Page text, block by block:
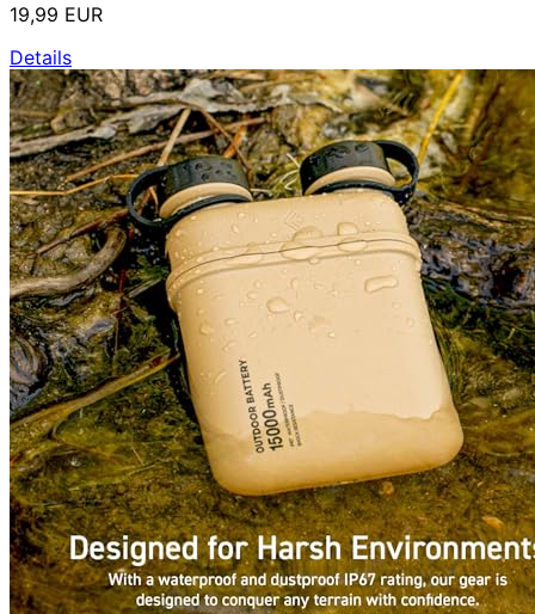
19,99 EUR
Details